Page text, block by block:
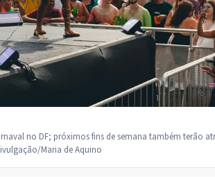
no DF; próximos fins de semana também terão
Maria de Aquino